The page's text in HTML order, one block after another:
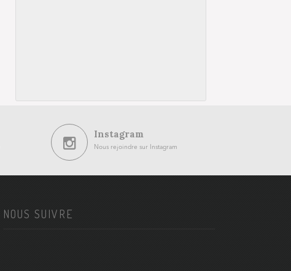
Instagram
Nous rejoindre sur Instagram
NOUS SUIVRE